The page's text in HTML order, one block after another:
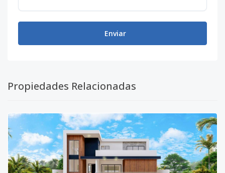
Enviar
Propiedades Relacionadas